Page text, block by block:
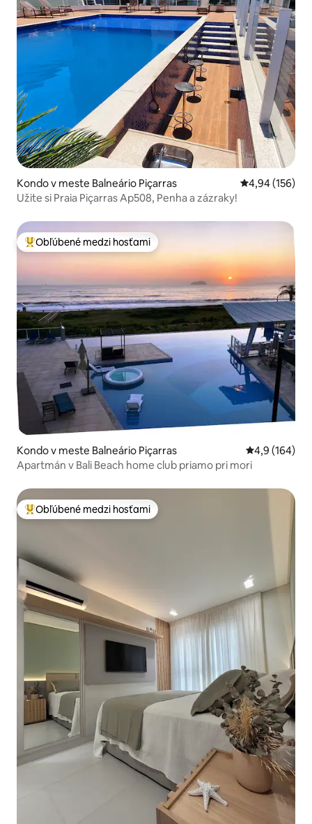
Kondo v meste Balneário Piçarras Priemerné
4,94 (156)
Užite si Praia Piçarras Ap508, Penha a zázraky!
Najobľúbenejšie medzi hosťami
Obľúbené medzi hosťami
Kondo v meste Balneário Piçarras Priemerné
4,9 (164)
Apartmán v Bali Beach home club priamo pri mori
Najobľúbenejšie medzi hosťami
Obľúbené medzi hosťami